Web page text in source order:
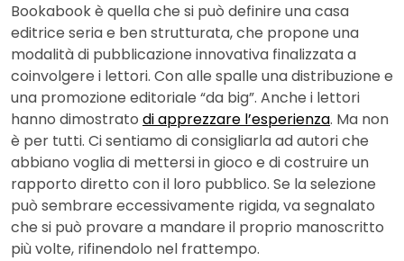
Bookabook è quella che si può definire una casa
editrice seria e ben strutturata, che propone una
modalità di pubblicazione innovativa finalizzata a
coinvolgere i lettori. Con alle spalle una distribuzione e
una promozione editoriale “da big”. Anche i lettori
hanno dimostrato di apprezzare l’esperienza. Ma non
è per tutti. Ci sentiamo di consigliarla ad autori che
abbiano voglia di mettersi in gioco e di costruire un
rapporto diretto con il loro pubblico. Se la selezione
può sembrare eccessivamente rigida, va segnalato
che si può provare a mandare il proprio manoscritto
più volte, rifinendolo nel frattempo.